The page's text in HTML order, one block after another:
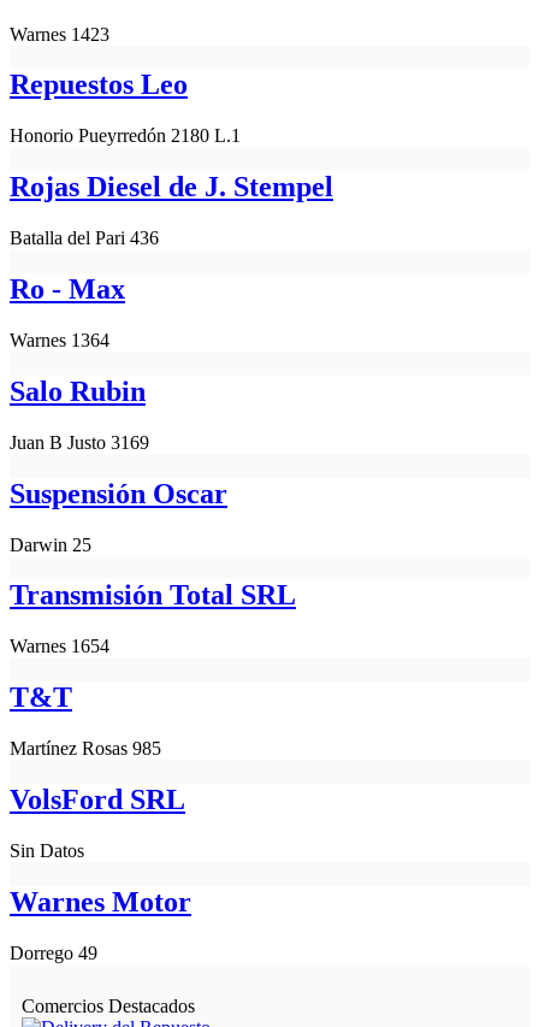
Warnes 1423
Repuestos Leo
Honorio Pueyrredón 2180 L.1
Rojas Diesel de J. Stempel
Batalla del Pari 436
Ro - Max
Warnes 1364
Salo Rubin
Juan B Justo 3169
Suspensión Oscar
Darwin 25
Transmisión Total SRL
Warnes 1654
T&T
Martínez Rosas 985
VolsFord SRL
Sin Datos
Warnes Motor
Dorrego 49
Comercios Destacados